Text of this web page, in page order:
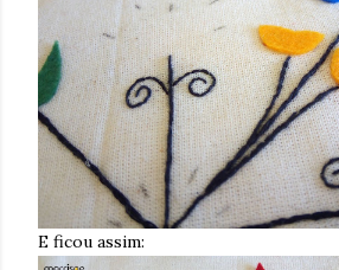
E ficou assim: